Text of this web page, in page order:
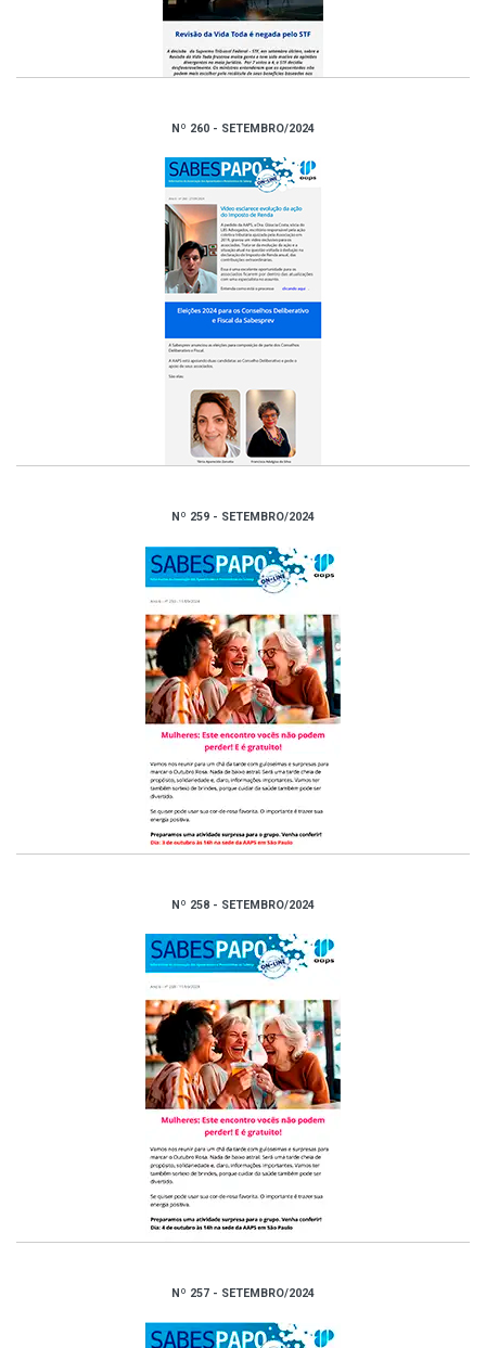
Nº 260 - SETEMBRO/2024
Nº 259 - SETEMBRO/2024
Nº 258 - SETEMBRO/2024
Nº 257 - SETEMBRO/2024